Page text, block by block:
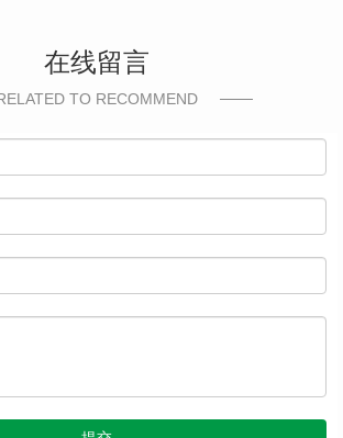
在线留言
TO RECOMMEND